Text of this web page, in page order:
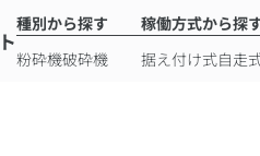
種別から探す
粉砕機破砕機
稼働方式から探
据え付け式自走